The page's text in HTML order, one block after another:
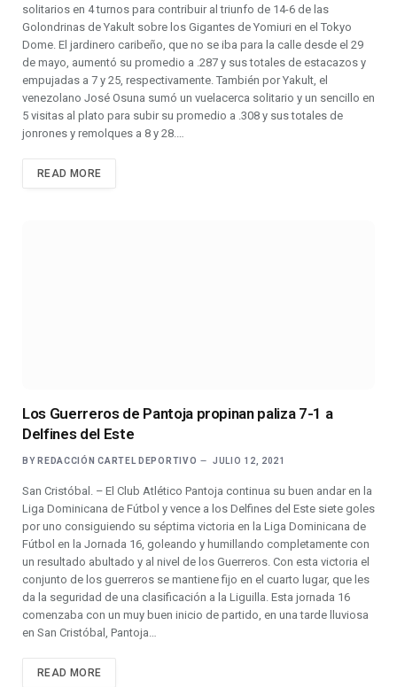
solitarios en 4 turnos para contribuir al triunfo de 14-6 de las
Golondrinas de Yakult sobre los Gigantes de Yomiuri en el Tokyo
Dome. El jardinero caribeño, que no se iba para la calle desde el 29
de mayo, aumentó su promedio a .287 y sus totales de estacazos y
empujadas a 7 y 25, respectivamente. También por Yakult, el
venezolano José Osuna sumó un vuelacerca solitario y un sencillo en
5 visitas al plato para subir su promedio a .308 y sus totales de
jonrones y remolques a 8 y 28.…
READ MORE
Los Guerreros de Pantoja propinan paliza 7-1 a
Delfines del Este
BY REDACCIÓN CARTEL DEPORTIVO JULIO 12, 2021
San Cristóbal. – El Club Atlético Pantoja continua su buen andar en la
Liga Dominicana de Fútbol y vence a los Delfines del Este siete goles
por uno consiguiendo su séptima victoria en la Liga Dominicana de
Fútbol en la Jornada 16, goleando y humillando completamente con
un resultado abultado y al nivel de los Guerreros. Con esta victoria el
conjunto de los guerreros se mantiene fijo en el cuarto lugar, que les
da la seguridad de una clasificación a la Liguilla. Esta jornada 16
comenzaba con un muy buen inicio de partido, en una tarde lluviosa
en San Cristóbal, Pantoja…
READ MORE